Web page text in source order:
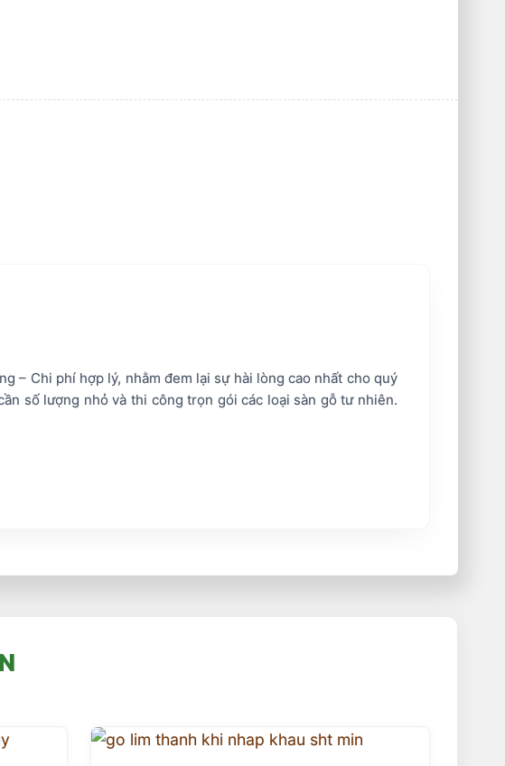
– Chi phí hợp lý, nhằm đem lại sự hài lòng cao nhất cho quý
số lượng nhỏ và thi công trọn gói các loại sàn gỗ tư nhiên.